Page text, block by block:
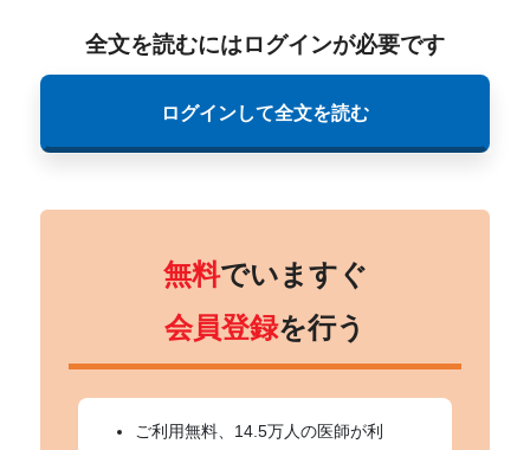
全文を読むにはログインが必要です
ログインして全文を読む
無料でいますぐ
会員登録を行う
ご利用無料、14.5万人の医師が利